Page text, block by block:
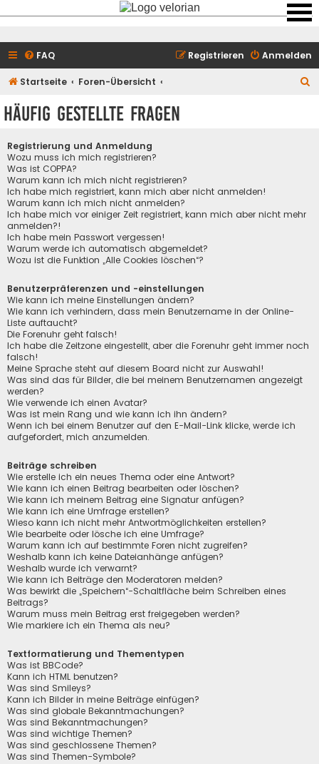
FAQ Anmelden
Registrieren
Startseite Foren-Übersicht
Häufig gestellte Fragen
Registrierung und Anmeldung
Wozu muss ich mich registrieren?
Was ist COPPA?
Warum kann ich mich nicht registrieren?
Ich habe mich registriert, kann mich aber nicht anmelden!
Warum kann ich mich nicht anmelden?
Ich habe mich vor einiger Zeit registriert, kann mich aber nicht mehr
anmelden?!
Ich habe mein Passwort vergessen!
Warum werde ich automatisch abgemeldet?
Wozu ist die Funktion „Alle Cookies löschen“?
Benutzerpräferenzen und -einstellungen
Wie kann ich meine Einstellungen ändern?
Wie kann ich verhindern, dass mein Benutzername in der Online-
Liste auftaucht?
Die Forenuhr geht falsch!
Ich habe die Zeitzone eingestellt, aber die Forenuhr geht immer noch
falsch!
Meine Sprache steht auf diesem Board nicht zur Auswahl!
Was sind das für Bilder, die bei meinem Benutzernamen angezeigt
werden?
Wie verwende ich einen Avatar?
Was ist mein Rang und wie kann ich ihn ändern?
Wenn ich bei einem Benutzer auf den E-Mail-Link klicke, werde ich
aufgefordert, mich anzumelden.
Beiträge schreiben
Wie erstelle ich ein neues Thema oder eine Antwort?
Wie kann ich einen Beitrag bearbeiten oder löschen?
Wie kann ich meinem Beitrag eine Signatur anfügen?
Wie kann ich eine Umfrage erstellen?
Wieso kann ich nicht mehr Antwortmöglichkeiten erstellen?
Wie bearbeite oder lösche ich eine Umfrage?
Warum kann ich auf bestimmte Foren nicht zugreifen?
Weshalb kann ich keine Dateianhänge anfügen?
Weshalb wurde ich verwarnt?
Wie kann ich Beiträge den Moderatoren melden?
Was bewirkt die „Speichern“-Schaltfläche beim Schreiben eines
Beitrags?
Warum muss mein Beitrag erst freigegeben werden?
Wie markiere ich ein Thema als neu?
Textformatierung und Thementypen
Was ist BBCode?
Kann ich HTML benutzen?
Was sind Smileys?
Kann ich Bilder in meine Beiträge einfügen?
Was sind globale Bekanntmachungen?
Was sind Bekanntmachungen?
Was sind wichtige Themen?
Was sind geschlossene Themen?
Was sind Themen-Symbole?